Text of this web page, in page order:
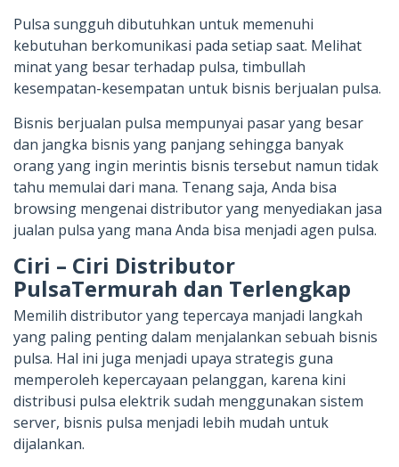
Pulsa sungguh dibutuhkan untuk memenuhi
kebutuhan berkomunikasi pada setiap saat. Melihat
minat yang besar terhadap pulsa, timbullah
kesempatan-kesempatan untuk bisnis berjualan pulsa.
Bisnis berjualan pulsa mempunyai pasar yang besar
dan jangka bisnis yang panjang sehingga banyak
orang yang ingin merintis bisnis tersebut namun tidak
tahu memulai dari mana. Tenang saja, Anda bisa
browsing mengenai distributor yang menyediakan jasa
jualan pulsa yang mana Anda bisa menjadi agen pulsa.
Ciri – Ciri Distributor
PulsaTermurah dan Terlengkap
Memilih distributor yang tepercaya manjadi langkah
yang paling penting dalam menjalankan sebuah bisnis
pulsa. Hal ini juga menjadi upaya strategis guna
memperoleh kepercayaan pelanggan, karena kini
distribusi pulsa elektrik sudah menggunakan sistem
server, bisnis pulsa menjadi lebih mudah untuk
dijalankan.